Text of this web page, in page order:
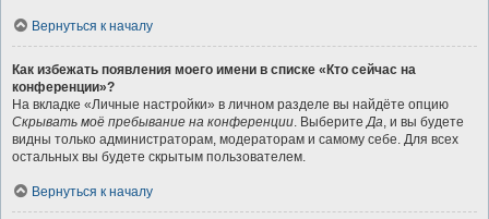
Вернуться к началу
Как избежать появления моего имени в списке «Кто сейчас на
конференции»?
На вкладке «Личные настройки» в личном разделе вы найдёте опцию
Скрывать моё пребывание на конференции. ВыберитеДа, и вы будете
видны только администраторам, модераторам и самому себе. Для всех
остальных вы будете скрытым пользователем.
Вернуться к началу